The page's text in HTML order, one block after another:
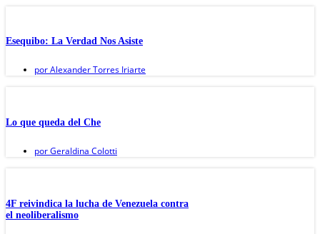
Esequibo: La Verdad Nos Asiste
porAlexander Torres Iriarte
Lo que queda del Che
porGeraldina Colotti
4F reivindica la lucha de Venezuela contra
el neoliberalismo